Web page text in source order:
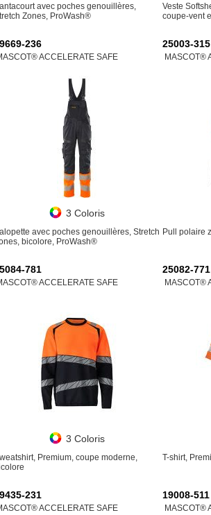
avec poches genouillères,
Zones, ProWash®
Veste
coupe-vent
236
ACCELERATE SAFE
3 Coloris
avec poches genouillères, Stretch
bicolore, ProWash®
25003-315
MASCOT®
Pull polaire
781
ACCELERATE SAFE
3 Coloris
Premium, coupe moderne,
25082-771
MASCOT®
T-shirt,
231
ACCELERATE SAFE
19008-511
MASCOT®